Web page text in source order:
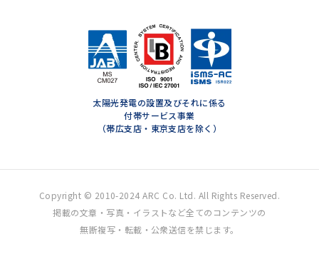
太陽光発電の設置及びそれに係る
付帯サービス事業
（帯広支店・東京支店を除く）
Copyright © 2010-2024 ARC Co. Ltd. All Rights Reserved.
掲載の文章・写真・イラストなど全てのコンテンツの
無断複写・転載・公衆送信を禁じます。